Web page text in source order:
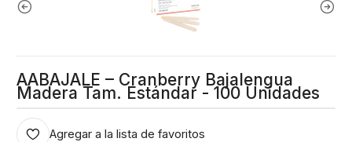
AABAJALE – Cranberry Bajalengua
Madera Tam. Estándar - 100 Unidades
Agregar a la lista de favoritos